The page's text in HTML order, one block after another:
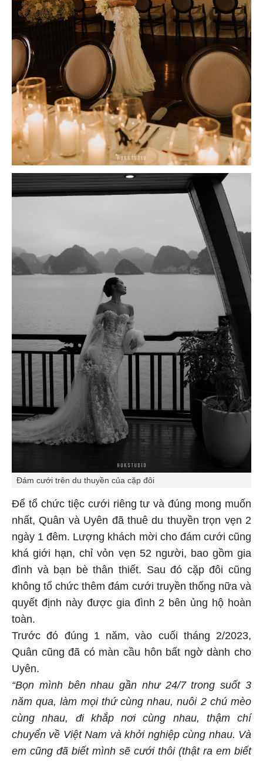
Đám cưới trên du thuyền của cặp đôi
Để tổ chức tiệc cưới riêng tư và đúng mong muốn
nhất, Quân và Uyên đã thuê du thuyền trọn vẹn 2
ngày 1 đêm. Lượng khách mời cho đám cưới cũng
khá giới hạn, chỉ vỏn vẹn 52 người, bao gồm gia
đình và bạn bè thân thiết. Sau đó cặp đôi cũng
không tổ chức thêm đám cưới truyền thống nữa và
quyết định này được gia đình 2 bên ủng hộ hoàn
toàn.
Trước đó đúng 1 năm, vào cuối tháng 2/2023,
Quân cũng đã có màn cầu hôn bất ngờ dành cho
Uyên.
“Bọn mình bên nhau gần như 24/7 trong suốt 3
năm qua, làm mọi thứ cùng nhau, nuôi 2 chú mèo
cùng nhau, đi khắp nơi cùng nhau, thậm chí
chuyển về Việt Nam và khởi nghiệp cùng nhau. Và
em cũng đã biết mình sẽ cưới thôi (thật ra em biết